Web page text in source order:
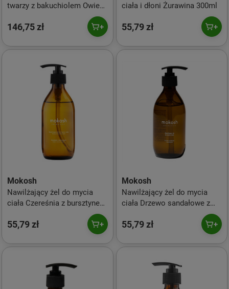
twarzy z bakuchiolem Owies
146,75 zł
ciała i dłoni Żurawina 300ml
55,79 zł
Mokosh
Nawilżający żel do mycia
ciała Czereśnia z bursztynem
55,79 zł
Mokosh
Nawilżający żel do mycia
ciała Drzewo sandałowe z
55,79 zł